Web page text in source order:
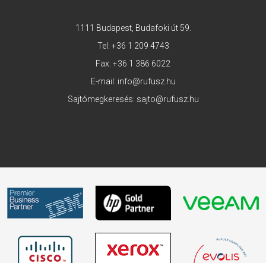
1111 Budapest, Budafoki út 59.
Tel: +36 1 209 4743
Fax: +36 1 386 6022
E-mail: info@rufusz.hu
Sajtómegkeresés: sajto@rufusz.hu